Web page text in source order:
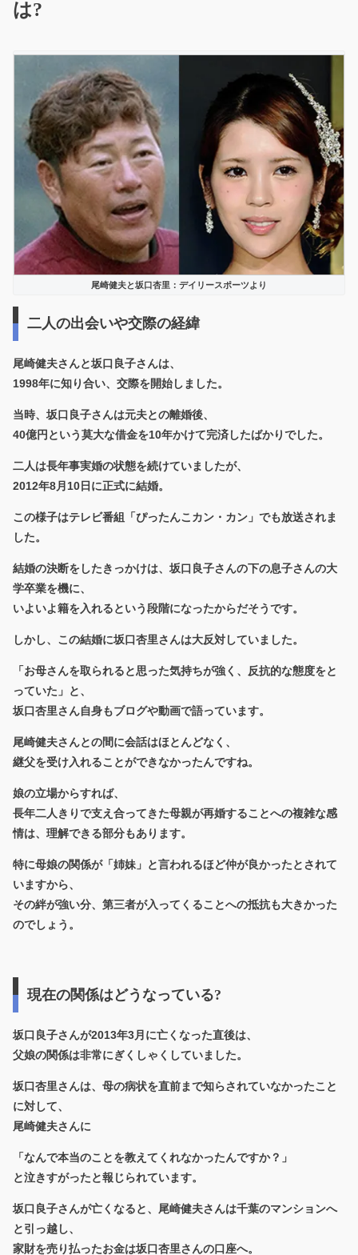
は?
尾崎健夫と坂口杏里：デイリースポーツより
二人の出会いや交際の経緯
尾崎健夫さんと坂口良子さんは、
1998年に知り合い、交際を開始しました。
当時、坂口良子さんは元夫との離婚後、
40億円という莫大な借金を10年かけて完済したばかりでした。
二人は長年事実婚の状態を続けていましたが、
2012年8月10日に正式に結婚。
この様子はテレビ番組「ぴったんこカン・カン」でも放送されま
した。
結婚の決断をしたきっかけは、坂口良子さんの下の息子さんの大
学卒業を機に、
いよいよ籍を入れるという段階になったからだそうです。
しかし、この結婚に坂口杏里さんは大反対していました。
「お母さんを取られると思った気持ちが強く、反抗的な態度をと
っていた」と、
坂口杏里さん自身もブログや動画で語っています。
尾崎健夫さんとの間に会話はほとんどなく、
継父を受け入れることができなかったんですね。
娘の立場からすれば、
長年二人きりで支え合ってきた母親が再婚することへの複雑な感
情は、理解できる部分もあります。
特に母娘の関係が「姉妹」と言われるほど仲が良かったとされて
いますから、
その絆が強い分、第三者が入ってくることへの抵抗も大きかった
のでしょう。
現在の関係はどうなっている?
坂口良子さんが2013年3月に亡くなった直後は、
父娘の関係は非常にぎくしゃくしていました。
坂口杏里さんは、母の病状を直前まで知らされていなかったこと
に対して、
尾崎健夫さんに
「なんで本当のことを教えてくれなかったんですか？」
と泣きすがったと報じられています。
坂口良子さんが亡くなると、尾崎健夫さんは千葉のマンションへ
と引っ越し、
家財を売り払ったお金は坂口杏里さんの口座へ。